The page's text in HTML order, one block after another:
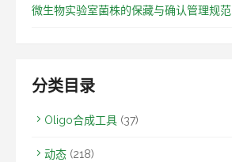
微生物实验室菌株的保藏与确认管理规范
分类目录
Oligo合成工具 (37)
动态 (218)